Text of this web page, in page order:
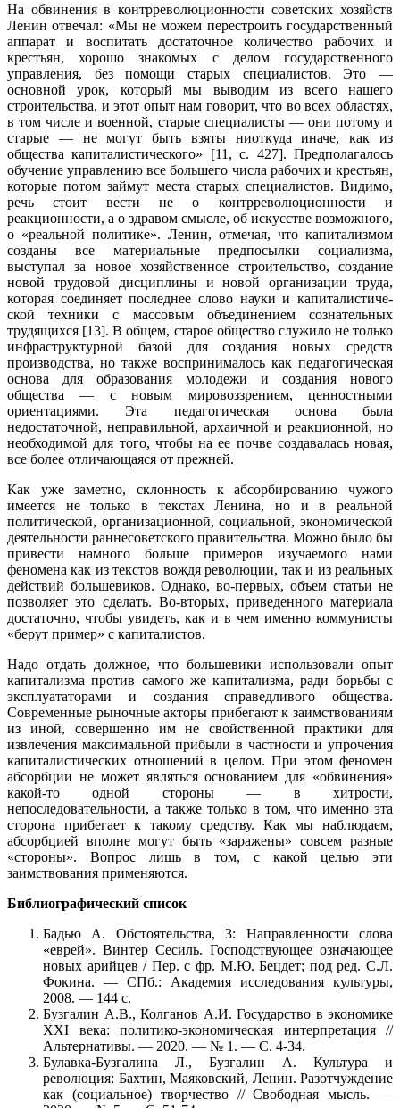
На обвинения в контрреволюционности советских хозяйств
Ленин отвечал: «Мы не можем перестроить государственный
аппарат и воспитать достаточное количество рабочих и
крестьян, хорошо знакомых с делом государственного
управления, без помощи старых специалистов. Это —
основной урок, который мы выводим из всего нашего
строительства, и этот опыт нам говорит, что во всех областях,
в том числе и военной, старые специалисты — они потому и
старые — не могут быть взяты ниоткуда иначе, как из
общества капиталистического» [11, с. 427]. Предполагалось
обучение управлению все большего числа рабочих и крестьян,
которые потом займут места старых специалистов. Видимо,
речь стоит вести не о контрреволюционности и
реакционности, а о здравом смысле, об искусстве возможного,
о «реальной политике». Ленин, отмечая, что капитализ­мом
созданы все материальные предпосылки социализма,
выступал за новое хозяйственное строительство, создание
новой трудовой дисциплины и новой организации труда,
которая соединяет последнее слово науки и капиталистиче­
ской техники с массовым объединением сознательных
трудящихся [13]. В общем, старое общество служило не только
инфраструктурной базой для создания новых средств
производства, но также воспринималось как педагогическая
основа для образования молодежи и создания нового
общества — с новым мировоззрением, ценностными
ориентациями. Эта педагогическая основа была
недостаточной, неправильной, архаичной и реакционной, но
необходимой для того, чтобы на ее почве создавалась новая,
все более отличающаяся от прежней.
Как уже заметно, склонность к абсорбированию чужого
имеется не только в текстах Ленина, но и в реальной
политической, организационной, социальной, экономической
деятельности раннесоветского правительства. Можно было бы
привести намного больше примеров изучаемого нами
феномена как из текстов вождя революции, так и из реальных
действий большевиков. Однако, во-первых, объем статьи не
позволяет это сделать. Во-вторых, приведенного материала
достаточно, чтобы увидеть, как и в чем именно коммунисты
«берут пример» с капиталистов.
Надо отдать должное, что большевики использовали опыт
капитализма против самого же капитализма, ради борьбы с
эксплуататорами и создания справедливого общества.
Современные рыночные акторы прибегают к заимст­вованиям
из иной, совершенно им не свойственной практики для
извлечения максимальной прибыли в частности и упрочения
капиталистических отноше­ний в целом. При этом феномен
абсорбции не может являться основанием для «обвинения»
какой-то одной стороны — в хитрости,
непоследовательности, а также только в том, что именно эта
сторона прибегает к такому средству. Как мы наблюдаем,
абсорбцией вполне могут быть «заражены» совсем разные
«стороны». Вопрос лишь в том, с какой целью эти
заимствования применяются.
Библиографический список
Бадью А. Обстоятельства, 3: Направленности слова
«еврей». Винтер Сесиль. Господ­ствующее означающее
новых арийцев / Пер. с фр. М.Ю. Бецдет; под ред. С.Л.
Фокина. — СПб.: Академия исследования культуры,
2008. — 144 с.
Бузгалин А.В., Колганов А.И. Государство в экономике
XXI века: политико-эконо­мическая интерпретация //
Альтернативы. — 2020. — № 1. — С. 4-34.
Булавка-Бузгалина Л., Бузгалин А. Культура и
революция: Бахтин, Маяковский, Ленин. Разотчуждение
как (социальное) творчество // Свободная мысль. —